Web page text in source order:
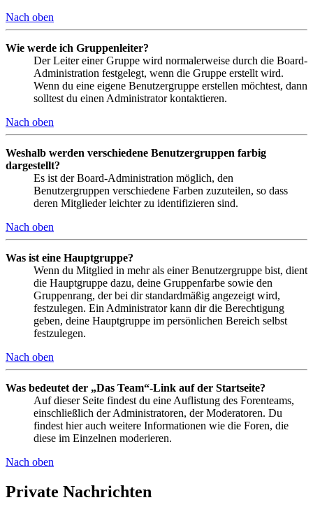
Nach oben
Wie werde ich Gruppenleiter?
Der Leiter einer Gruppe wird normalerweise durch die Board-
Administration festgelegt, wenn die Gruppe erstellt wird.
Wenn du eine eigene Benutzergruppe erstellen möchtest, dann
solltest du einen Administrator kontaktieren.
Nach oben
Weshalb werden verschiedene Benutzergruppen farbig
dargestellt?
Es ist der Board-Administration möglich, den
Benutzergruppen verschiedene Farben zuzuteilen, so dass
deren Mitglieder leichter zu identifizieren sind.
Nach oben
Was ist eine Hauptgruppe?
Wenn du Mitglied in mehr als einer Benutzergruppe bist, dient
die Hauptgruppe dazu, deine Gruppenfarbe sowie den
Gruppenrang, der bei dir standardmäßig angezeigt wird,
festzulegen. Ein Administrator kann dir die Berechtigung
geben, deine Hauptgruppe im persönlichen Bereich selbst
festzulegen.
Nach oben
Was bedeutet der „Das Team“-Link auf der Startseite?
Auf dieser Seite findest du eine Auflistung des Forenteams,
einschließlich der Administratoren, der Moderatoren. Du
findest hier auch weitere Informationen wie die Foren, die
diese im Einzelnen moderieren.
Nach oben
Private Nachrichten